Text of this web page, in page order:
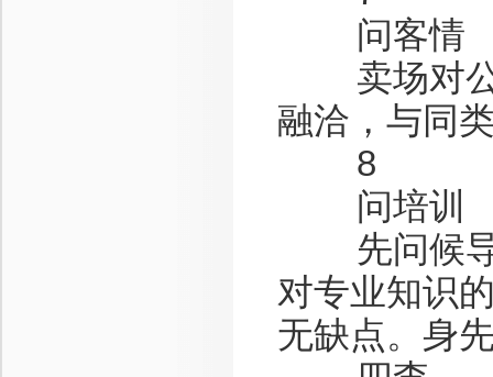
问客情
卖场对公
融洽，与同
8
问培训
先问候导
对专业知识
无缺点。身